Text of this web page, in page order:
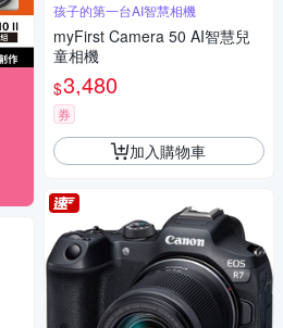
孩子的第一台AI智慧相機
myFirst Camera 50 AI智慧兒
童相機
$3,480
券
加入購物車